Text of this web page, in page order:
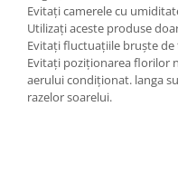
Evitați camerele cu
Utilizați aceste produse
Evitați fluctuațiile bruște
Evitați poziționarea florilor
aerului condiționat. langa
razelor soarelui.